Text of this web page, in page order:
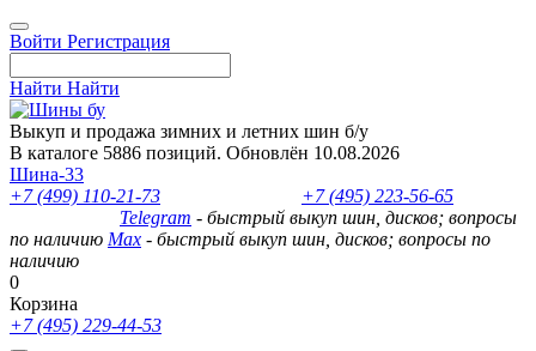
Войти Регистрация
Найти Найти
Выкуп и продажа зимних и летних шин б/у
В каталоге 5886 позиций. Обновлён 10.08.2026
Шина-33
+7 (499) 110-21-73
+7 (495) 223-56-65
Telegram - быстрый выкуп шин, дисков; вопросы
по наличию Max - быстрый выкуп шин, дисков; вопросы по
наличию
0
Корзина
+7 (495) 229-44-53